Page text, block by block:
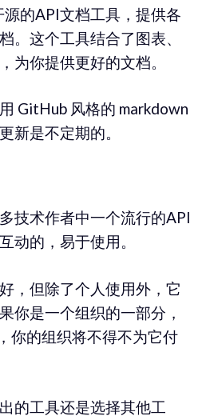
源的API文档工具，提供各
。这个工具结合了图表、
为你提供更好的文档。
GitHub 风格的 markdown
新是不定期的。
技术作者中一个流行的API
动的，易于使用。
，但除了个人使用外，它
你是一个组织的一部分，
你的组织将不得不为它付
的工具还是选择其他工